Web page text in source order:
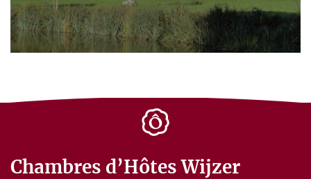
Chambres d’Hôtes Wijzer